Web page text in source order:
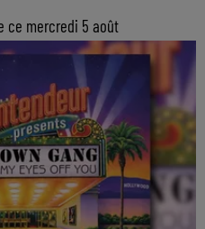
ce mercredi 5 août